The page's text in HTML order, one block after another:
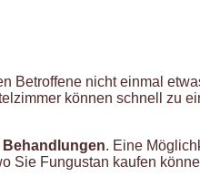
Betroffene nicht einmal
können schnell zu
Behandlungen. Eine
Sie Fungustan kaufen